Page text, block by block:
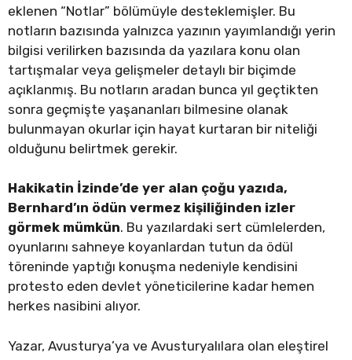
eklenen “Notlar” bölümüyle desteklemişler. Bu
notların bazısında yalnızca yazının yayımlandığı yerin
bilgisi verilirken bazısında da yazılara konu olan
tartışmalar veya gelişmeler detaylı bir biçimde
açıklanmış. Bu notların aradan bunca yıl geçtikten
sonra geçmişte yaşananları bilmesine olanak
bulunmayan okurlar için hayat kurtaran bir niteliği
olduğunu belirtmek gerekir.
Hakikatin İzinde’de yer alan çoğu yazıda,
Bernhard’ın ödün vermez kişiliğinden izler
görmek mümkün. Bu yazılardaki sert cümlelerden,
oyunlarını sahneye koyanlardan tutun da ödül
töreninde yaptığı konuşma nedeniyle kendisini
protesto eden devlet yöneticilerine kadar hemen
herkes nasibini alıyor.
Yazar, Avusturya’ya ve Avusturyalılara olan eleştirel